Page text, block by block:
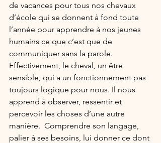
de vacances pour tous nos chevaux
d’école qui se donnent à fond toute
l’année pour apprendre à nos jeunes
humains ce que c’est que de
communiquer sans la parole.
Effectivement, le cheval, un être
sensible, qui a un fonctionnement pas
toujours logique pour nous. Il nous
apprend à observer, ressentir et
percevoir les choses d’une autre
manière.  Comprendre son langage,
palier à ses besoins, lui donner ce dont